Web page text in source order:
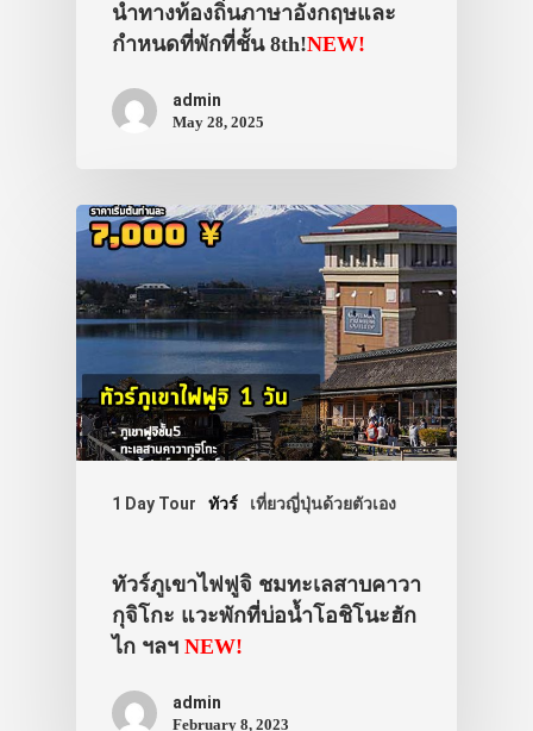
นำทางท้องถิ่นภาษาอังกฤษและ
กำหนดที่พักที่ชั้น 8th!NEW!
admin
May 28, 2025
1 Day Tour ทัวร์ เที่ยวญี่ปุ่นด้วยตัวเอง
ทัวร์ภูเขาไฟฟูจิ ชมทะเลสาบคาวา
กุจิโกะ แวะพักที่บ่อน้ำโอชิโนะฮัก
ไก ฯลฯ NEW!
admin
February 8, 2023